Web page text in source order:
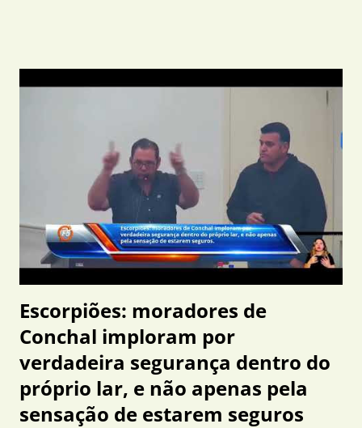
corporação registrou crescimento em diversos indicadores
operacionais. De acordo com os dados divulgados, houve
aumento de 44% nas ocorrências elaboradas, 67% nos
flagrantes apresentados e 73% nas prisões em flagrante. A
produtividade da GCM também apresentou 300% de
aumento nas apreensões de armas de fogo, 67% de
crescimento nas apreensões de entorpecentes e 18% de
aumento ...
Escorpiões: moradores de
Conchal imploram por
verdadeira segurança dentro do
próprio lar, e não apenas pela
sensação de estarem seguros